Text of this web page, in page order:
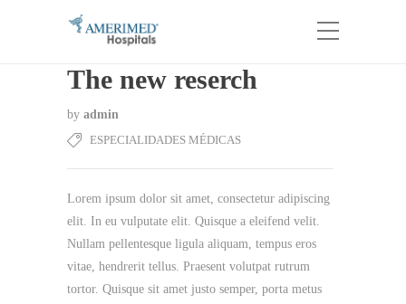
The new reserch
by admin
ESPECIALIDADES MÉDICAS
Lorem ipsum dolor sit amet, consectetur adipiscing
elit. In eu vulputate elit. Quisque a eleifend velit.
Nullam pellentesque ligula aliquam, tempus eros
vitae, hendrerit tellus. Praesent volutpat rutrum
tortor. Quisque sit amet justo semper, porta metus